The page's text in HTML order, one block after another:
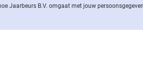
Jaarbeurs B.V. omgaat met jouw